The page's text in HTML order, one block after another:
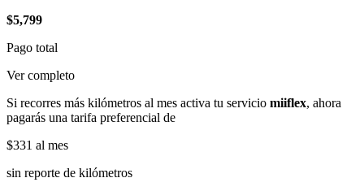
$5,799
Pago total
Ver completo
Si recorres más kilómetros al mes activa tu servicio miiflex, ahora
pagarás una tarifa preferencial de
$331 al mes
sin reporte de kilómetros